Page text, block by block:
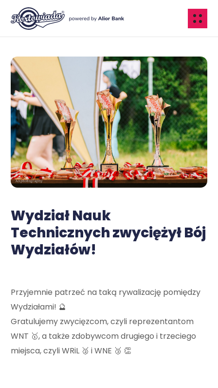
Wydział Nauk
Technicznych zwyciężył Bój
Wydziałów!
Przyjemnie patrzeć na taką rywalizację pomiędzy
Wydziałami! 🔮
Gratulujemy zwycięzcom, czyli reprezentantom
WNT 🥇, a także zdobywcom drugiego i trzeciego
miejsca, czyli WRiL 🥈 i WNE 🥉 👏